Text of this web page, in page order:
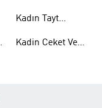
Kadın Tayt
Kadin Ceket Ve